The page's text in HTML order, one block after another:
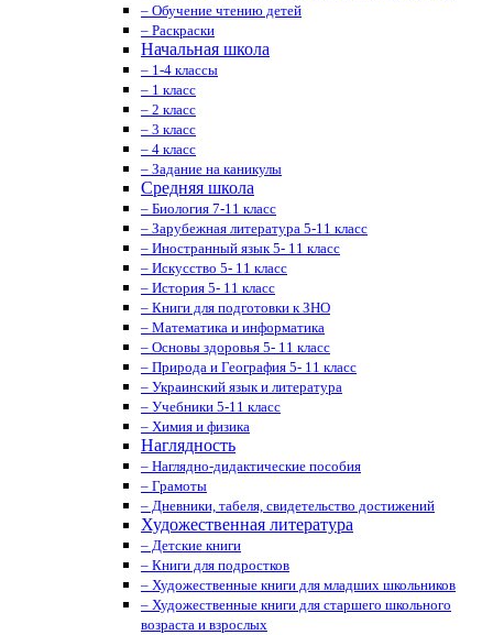
– Обучение чтению детей
– Раскраски
Начальная школа
– 1-4 классы
– 1 класс
– 2 класс
– 3 класс
– 4 класс
– Задание на каникулы
Средняя школа
– Биология 7-11 класс
– Зарубежная литература 5-11 класс
– Иностранный язык 5- 11 класс
– Искусство 5- 11 класс
– История 5- 11 класс
– Книги для подготовки к ЗНО
– Математика и информатика
– Основы здоровья 5- 11 класс
– Природа и География 5- 11 класс
– Украинский язык и литература
– Учебники 5-11 класс
– Химия и физика
Наглядность
– Наглядно-дидактические пособия
– Грамоты
– Дневники, табеля, свидетельство достижений
Художественная литература
– Детские книги
– Книги для подростков
– Художественные книги для младших школьников
– Художественные книги для старшего школьного
возраста и взрослых